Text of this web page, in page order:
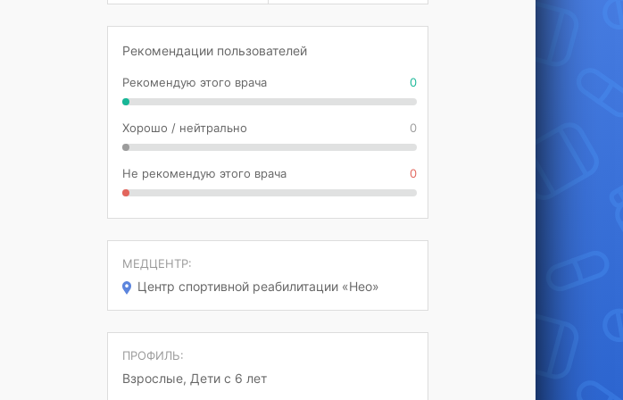
Рекомендации пользователей
Рекомендую этого врача 0
Хорошо / нейтрально 0
Не рекомендую этого врача 0
МЕДЦЕНТР:
Центр спортивной реабилитации «Нео»
ПРОФИЛЬ:
Взрослые, Дети с 6 лет